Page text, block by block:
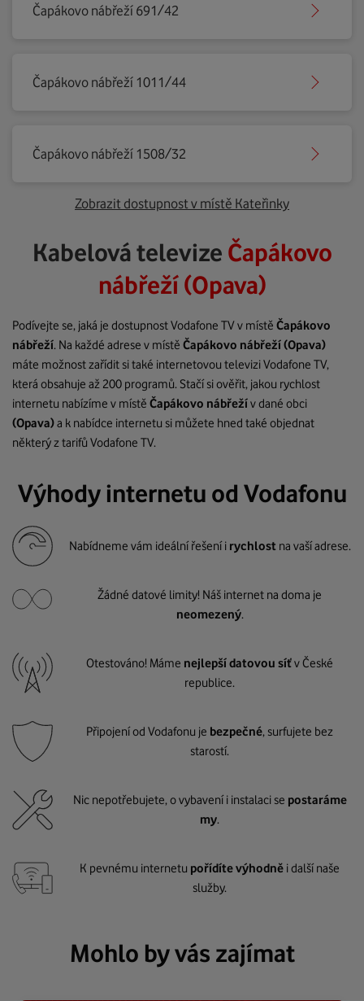
Čapákovo nábřeží 691/42
Čapákovo nábřeží 1011/44
Čapákovo nábřeží 1508/32
Zobrazit dostupnost v místě Kateřinky
Kabelová televize Čapákovo
nábřeží (Opava)
Podívejte se, jaká je dostupnost Vodafone TV v místě Čapákovo
nábřeží. Na každé adrese v místě Čapákovo nábřeží(Opava)
máte možnost zařídit si také internetovou televizi Vodafone TV,
která obsahuje až 200 programů. Stačí si ověřit, jakou rychlost
internetu nabízíme v místě Čapákovo nábřežív dané obci
(Opava)a k nabídce internetu si můžete hned také objednat
některý z tarifů Vodafone TV.
Výhody internetu od Vodafonu
Nabídneme vám ideální řešení i rychlost na vaší adrese.
Žádné datové limity! Náš internet na doma je
neomezený.
Otestováno! Máme nejlepší datovou síťv České
republice.
Připojení od Vodafonu je bezpečné, surfujete bez
starostí.
Nic nepotřebujete, o vybavení i instalaci se postaráme
my.
K pevnému internetu pořídíte výhodně i další naše
služby.
Mohlo by vás zajímat